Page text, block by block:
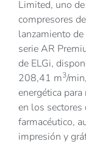
Limited, uno
compresores
lanzamiento
serie AR
de ELGi,
208,41 m3/
energética
en los sectores
farmacéutico,
impresión y